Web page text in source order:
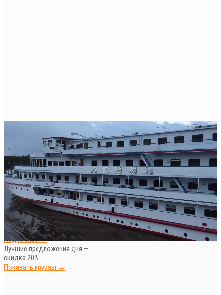
ОНЛАЙН бронирование круизов
на сайте
Подобрать круиз →
Скидки и спецпредложения на
круизы от ПАРОМЫ.РУ
Подробнее →
Лучшие предложения дня —
скидка 20%
Показать круизы →